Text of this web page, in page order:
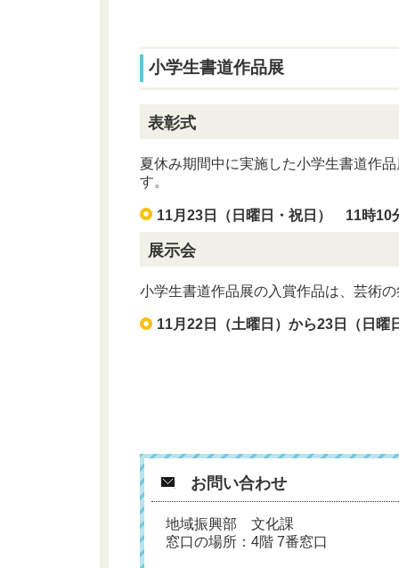
小学生書道作品展
表彰式
夏休み期間中に実施した小学生書道作
す。
11月23日（日曜日・祝日） 11時
展示会
小学生書道作品展の入賞作品は、芸術
11月22日（土曜日）から23日（日
お問い合わせ
地域振興部 文化課
窓口の場所：4階 7番窓口